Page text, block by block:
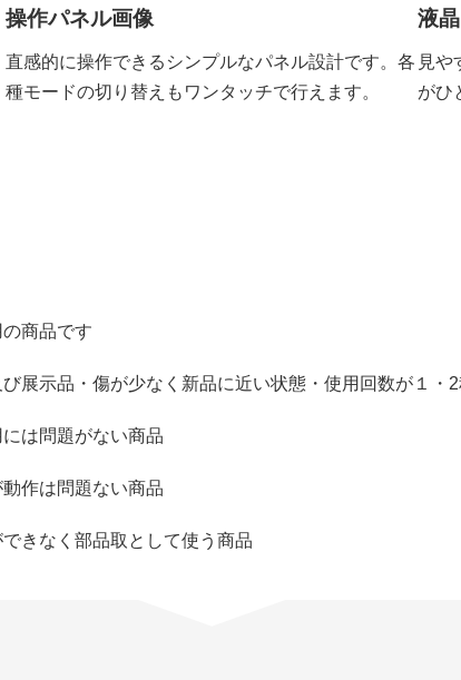
操作パネル画像
直感的に操作できるシンプルなパネル設計です。各
種モードの切り替えもワンタッチで行えます。
液
見や
がひ
商品です
展示品・傷が少なく新品に近い状態・使用回数が１・
は問題がない商品
作は問題ない商品
きなく部品取として使う商品